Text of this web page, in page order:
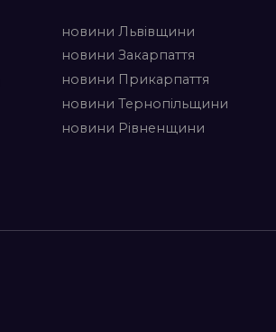
новини Львівщини
новини Закарпаття
новини Прикарпаття
новини Тернопільщини
новини Рівненщини